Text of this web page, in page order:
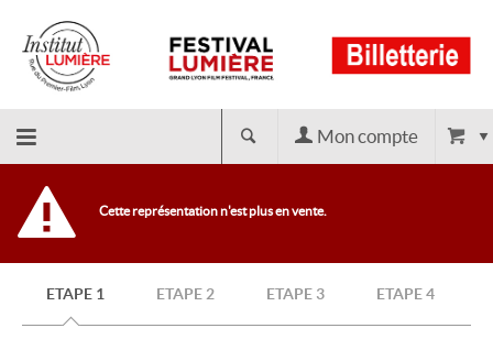
Retour
l'accueil
Mon compte
Cette représentation n'est plus en vente.
ETAPE 1 ETAPE 2 ETAPE 3 ETAPE 4